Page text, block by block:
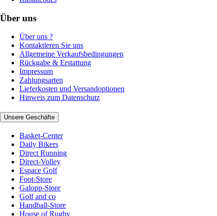
Über uns
Über uns ?
Kontaktieren Sie uns
Allgemeine Verkaufsbedingungen
Rückgabe & Erstattung
Impressum
Zahlungsarten
Lieferkosten und Versandoptionen
Hinweis zum Datenschutz
Unsere Geschäfte
Basket-Center
Daily Bikers
Direct Running
Direct-Volley
Espace Golf
Foot-Store
Galopp-Store
Golf and co
Handball-Store
House of Rugby